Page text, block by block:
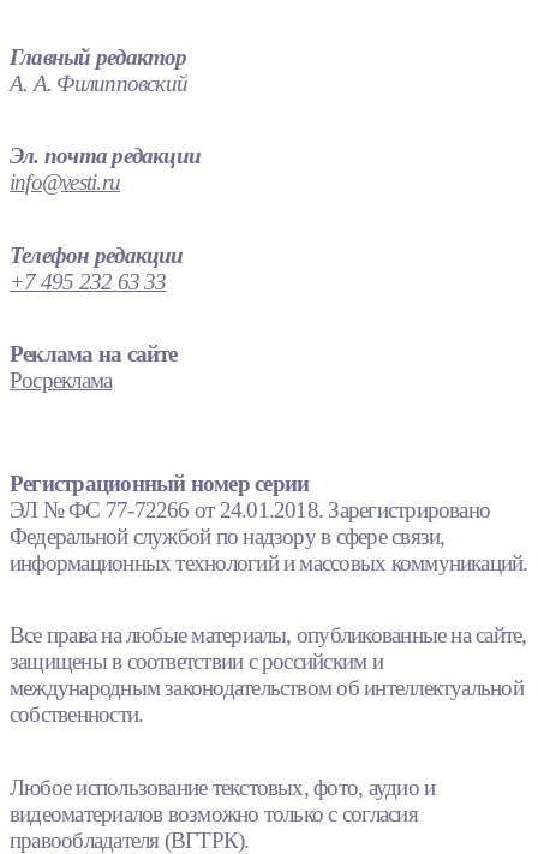
Главный редактор
А. А. Филипповский
Эл. почта редакции
info@vesti.ru
Телефон редакции
+7 495 232 63 33
Реклама на сайте
Росреклама
Регистрационный номер серии
ЭЛ № ФС 77-72266 от 24.01.2018. Зарегистрировано
Федеральной службой по надзору в сфере связи,
информационных технологий и массовых коммуникаций.
Все права на любые материалы, опубликованные на сайте,
защищены в соответствии с российским и
международным законодательством об интеллектуальной
собственности.
Любое использование текстовых, фото, аудио и
видеоматериалов возможно только с согласия
правообладателя (ВГТРК).